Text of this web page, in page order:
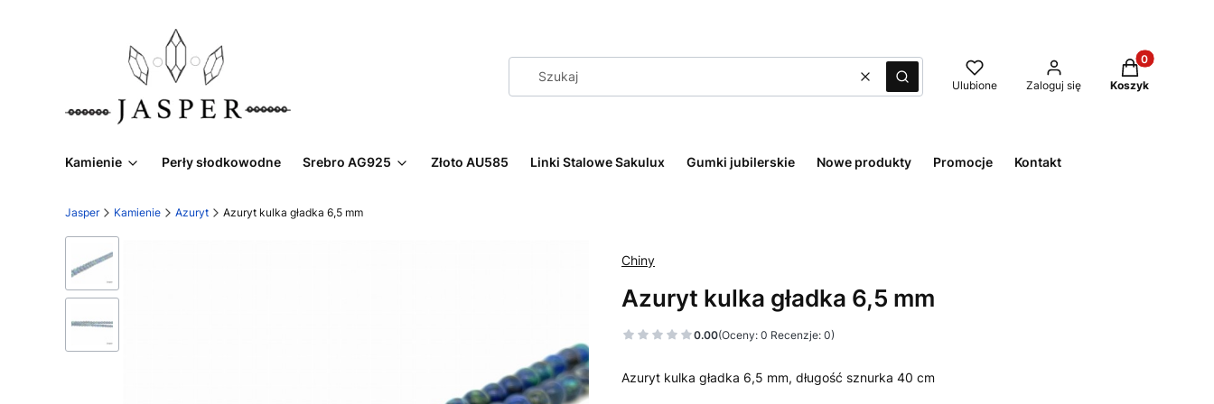
WyczyśćSzukaj Ulubione Zaloguj się
Produkty w
Koszyk
Kamienie Perły słodkowodne Srebro AG925 Złoto AU585 Linki Stalowe Sakulux Gumki jubilerskie Nowe produkty Promocje Kontakt
Jasper Kamienie Azuryt Azuryt kulka gładka 6,5 mm
Chiny
Azuryt kulka gładka 6,5 mm
0.00(Oceny: 0 Recenzje: 0)
Azuryt kulka gładka 6,5 mm, długość sznurka 40 cm